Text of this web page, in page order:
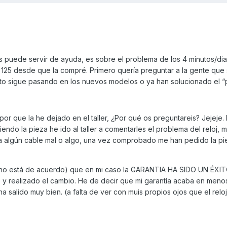
puede servir de ayuda, es sobre el problema de los 4 minutos/
desde que la compré. Primero quería preguntar a la gente que
sigue pasando en los nuevos modelos o ya han solucionado el
que la he dejado en el taller, ¿Por qué os preguntareis? Jejeje.
la pieza he ido al taller a comentarles el problema del reloj,
algún cable mal o algo, una vez comprobado me han pedido la
está de acuerdo) que en mi caso la GARANTIA HA SIDO UN
realizado el cambio. He de decir que mi garantía acaba en
salido muy bien. (a falta de ver con muis propios ojos que el